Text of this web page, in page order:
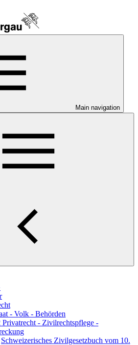
Main navigation
- Volk - Behörden
Privatrecht - Zivilrechtspflege -
Schweizerisches Zivilgesetzbuch vom 10.